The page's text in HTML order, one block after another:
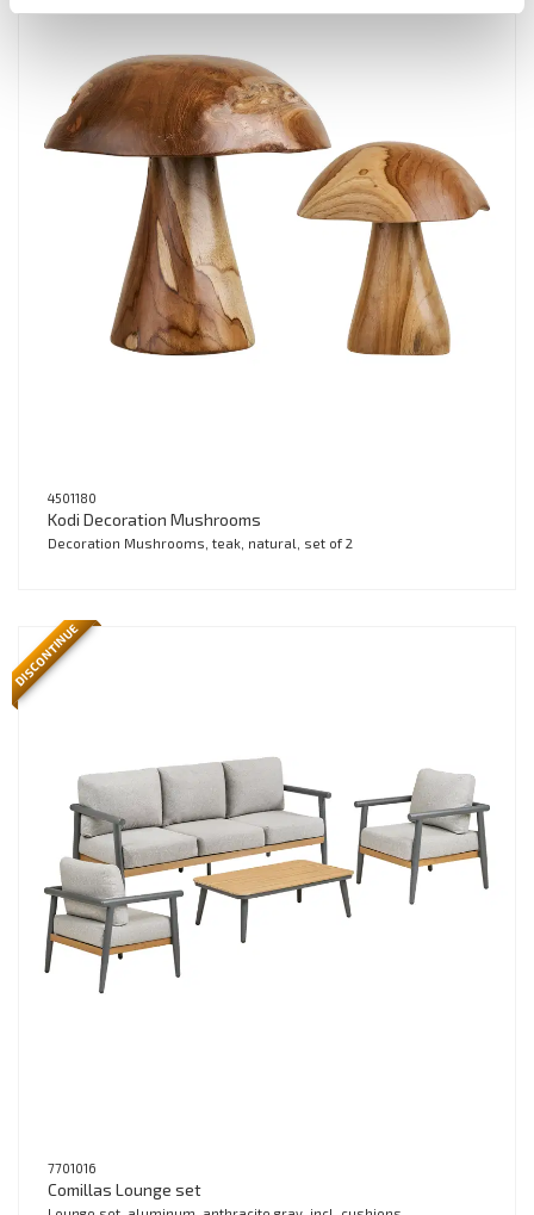
4501180
Kodi Decoration Mushrooms
Decoration Mushrooms, teak, natural, set of 2
DISCONTINUE
7701016
Comillas Lounge set